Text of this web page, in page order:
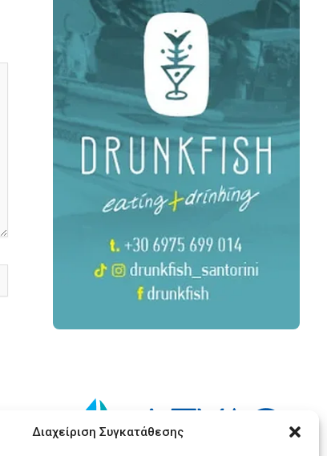
Διαχείριση Συγκατάθεσης